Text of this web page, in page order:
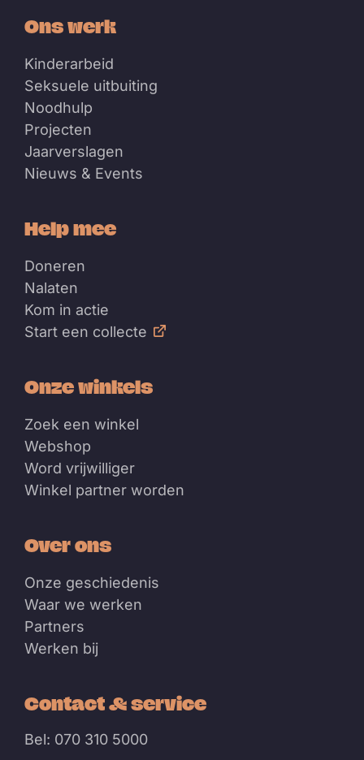
Ons werk
Kinderarbeid
Seksuele uitbuiting
Noodhulp
Projecten
Jaarverslagen
Nieuws & Events
Help mee
Doneren
Nalaten
Kom in actie
Start een collecte
Onze winkels
Zoek een winkel
Webshop
Word vrijwilliger
Winkel partner worden
Over ons
Onze geschiedenis
Waar we werken
Partners
Werken bij
Contact & service
Bel: 070 310 5000